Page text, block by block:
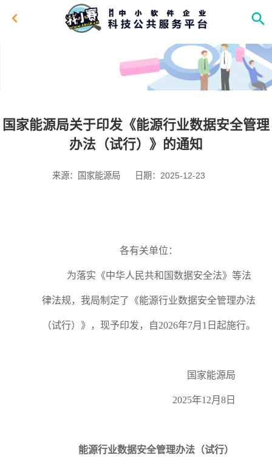
国家能源局关于印发《能源行业数据安全管理
办法（试行）》的通知
来源：国家能源局 日期：2025-12-23
各有关单位：
为落实《中华人民共和国数据安全法》等法
律法规，我局制定了《能源行业数据安全管理办法
（试行）》，现予印发，自2026年7月1日起施行。
国家能源局
2025年12月8日
能源行业数据安全管理办法（试行）